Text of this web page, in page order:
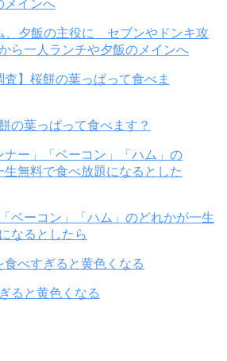
、夕飯の主役に セブンやドンキ攻
ら一人ランチや夕飯のメインへ
の葉っぱって食べます？
ベーコン」「ハム」のどれかが一生
なるとしたら
ると黄色くなる